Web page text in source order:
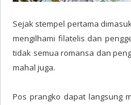
Sejak stempel pertama
mengilhami filatelis dan
tidak semua romansa dan
mahal juga.
Pos prangko dapat langsung